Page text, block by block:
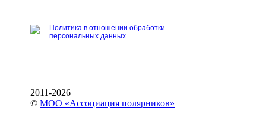
Политика в отношении обработки
персональных данных
2011-2026
©МОО «Ассоциация полярников»